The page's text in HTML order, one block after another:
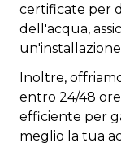
certificate per
dell'acqua,
Inoltre,
entro 24/48
efficiente per
meglio la tua